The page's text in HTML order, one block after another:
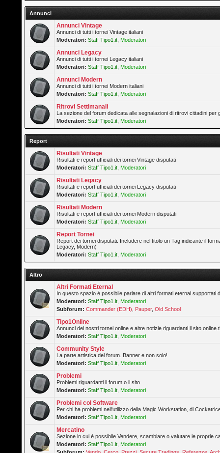
Annunci
Annunci Vintage
Annunci di tutti i tornei Vintage italiani
Moderatori: Staff Tipo1.it Moderatori
Annunci Legacy
Annunci di tutti i tornei Legacy italiani
Moderatori: Staff Tipo1.it Moderatori
Annunci Modern
Annunci di tutti i tornei Modern italiani
Moderatori: Staff Tipo1.it Moderatori
Ritrovi Settimanali
La sezione del forum dedicata alle segnalazioni di ritrovi cittadini per
Moderatori: Staff Tipo1.it Moderatori
Report
Risultati Vintage
Risultati e report ufficiali dei tornei Vintage disputati
Moderatori: Staff Tipo1.it Moderatori
Risultati Legacy
Risultati e report ufficiali dei tornei Legacy disputati
Moderatori: Staff Tipo1.it Moderatori
Risultati Modern
Risultati e report ufficiali dei tornei Modern disputati
Moderatori: Staff Tipo1.it Moderatori
Report Tornei
Report dei tornei disputati. Includere nel titolo un Tag indicante il
Legacy, Modern)
Moderatori: Staff Tipo1.it Moderatori
Altro
Altri Formati Eternal
In questo spazio è possibile parlare di altri formati eternal supportati
Moderatori: Staff Tipo1.it Moderatori
Subforum:Commander (EDH) Pauper,Old School
Tipo1Online
Annunci dei nostri tornei online e altre notizie riguardanti il sito
Moderatori: Staff Tipo1.it Moderatori
Community Style
La parte artistica del forum. Banner e non solo!
Moderatori: Staff Tipo1.it Moderatori
Problemi
Problemi riguardanti il forum o il sito
Moderatori: Staff Tipo1.it Moderatori
Problemi col Software
Per chi ha problemi nell'utilizzo della Magic Workstation, di
Moderatori: Staff Tipo1.it Moderatori
Mercatino
Sezione in cui è possibile Vendere, scambiare o valutare le proprie
Moderatori: Staff Tipo1.it Moderatori